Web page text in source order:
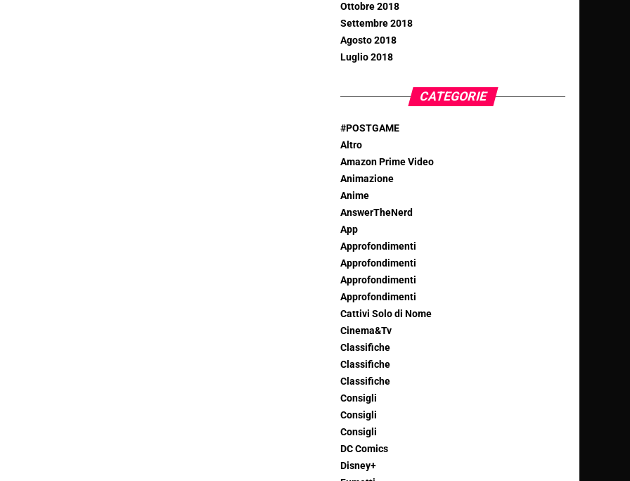
Ottobre 2018
Settembre 2018
Agosto 2018
Luglio 2018
CATEGORIE
#POSTGAME
Altro
Amazon Prime Video
Animazione
Anime
AnswerTheNerd
App
Approfondimenti
Approfondimenti
Approfondimenti
Approfondimenti
Cattivi Solo di Nome
Cinema&Tv
Classifiche
Classifiche
Classifiche
Consigli
Consigli
Consigli
DC Comics
Disney+